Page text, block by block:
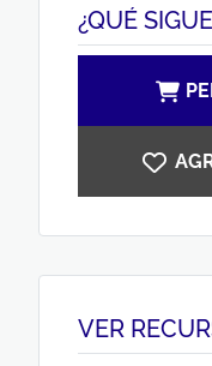
¿QUÉ
VER